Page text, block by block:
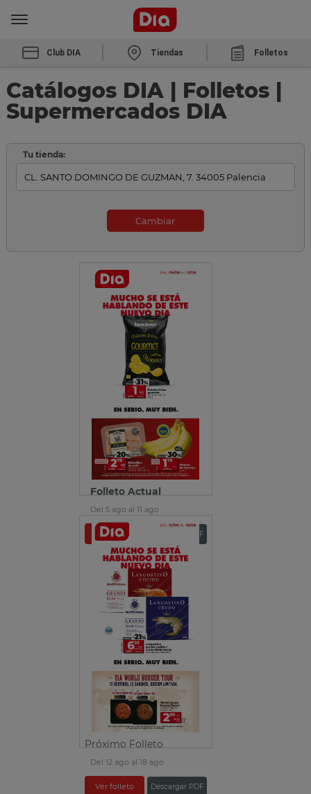
Club DIA Tiendas Folletos
Catálogos DIA | Folletos |
Supermercados DIA
Tu tienda:
Cambiar
Folleto Actual
Del 5 ago al 11 ago
Ver folleto Descargar PDF
Próximo Folleto
Del 12 ago al 18 ago
Ver folleto Descargar PDF